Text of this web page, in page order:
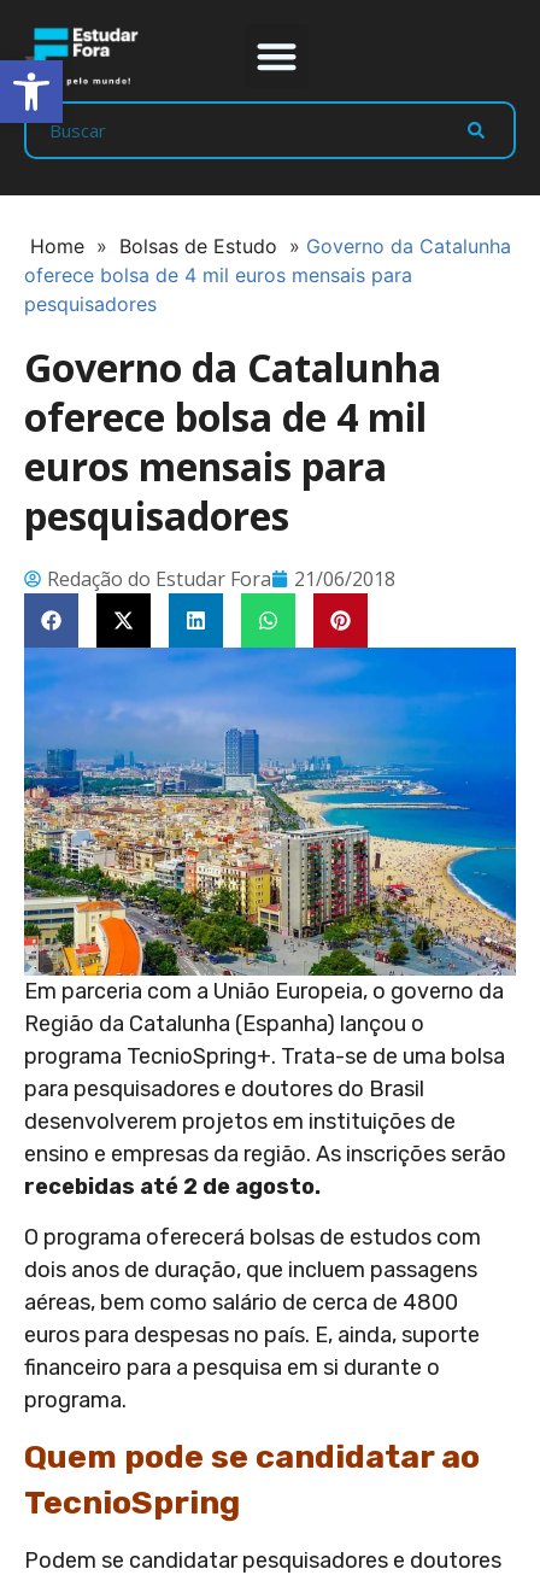
Home » Bolsas de Estudo » Governo da Catalunha
oferece bolsa de 4 mil euros mensais para
pesquisadores
Governo da Catalunha
oferece bolsa de 4 mil
euros mensais para
pesquisadores
Redação do Estudar Fora 21/06/2018
Em parceria com a União Europeia, o governo da
Região da Catalunha (Espanha) lançou o
programa TecnioSpring+. Trata-se de uma bolsa
para pesquisadores e doutores do Brasil
desenvolverem projetos em instituições de
ensino e empresas da região. As inscrições serão
recebidas até 2 de agosto.
O programa oferecerá bolsas de estudos com
dois anos de duração, que incluem passagens
aéreas, bem como salário de cerca de 4800
euros para despesas no país. E, ainda, suporte
financeiro para a pesquisa em si durante o
programa.
Quem pode se candidatar ao
TecnioSpring
Podem se candidatar pesquisadores e doutores
Abrir a barra de ferramentas